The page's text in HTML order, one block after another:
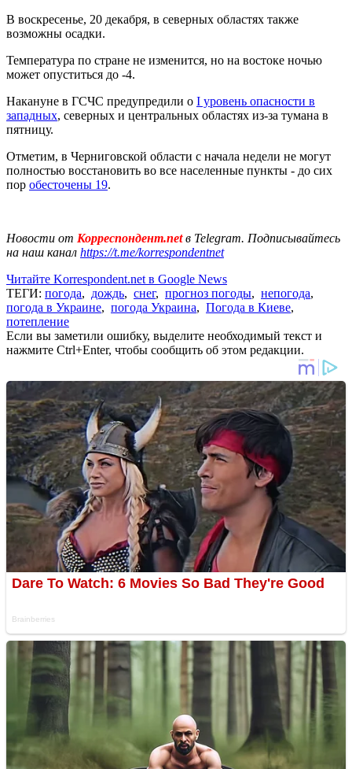
В воскресенье, 20 декабря, в северных областях также
возможны осадки.
Температура по стране не изменится, но на востоке ночью
может опуститься до -4.
Накануне в ГСЧС предупредили о I уровень опасности в
западных, северных и центральных областях из-за тумана в
пятницу.
Отметим, в Черниговской области с начала недели не могут
полностью восстановить во все населенные пункты - до сих
пор обесточены 19.
Новости от Корреспондент.netв Telegram. Подписывайтесь
на наш канал https://t.me/korrespondentnet
Читайте Korrespondent.net в Google News
ТЕГИ: погода, дождь, снег, прогноз погоды, непогода,
погода в Украине, погода Украина, Погода в Киеве,
потепление
Если вы заметили ошибку, выделите необходимый текст и
нажмите Ctrl+Enter, чтобы сообщить об этом редакции.